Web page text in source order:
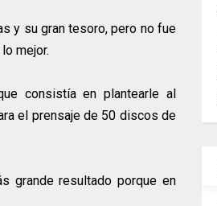
y su gran tesoro, pero no fue
mejor.
consistía en plantearle al
el prensaje de 50 discos de
grande resultado porque en